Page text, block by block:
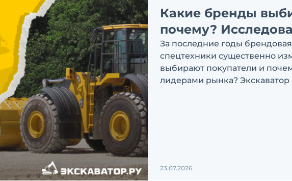
Какие бренды
почему?
За последние годы
спецтехники существенно
выбирают покупатели и
лидерами рынка?
23.07.2026